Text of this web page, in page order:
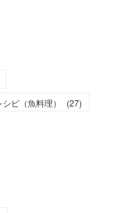
ピ（魚料理） (27)